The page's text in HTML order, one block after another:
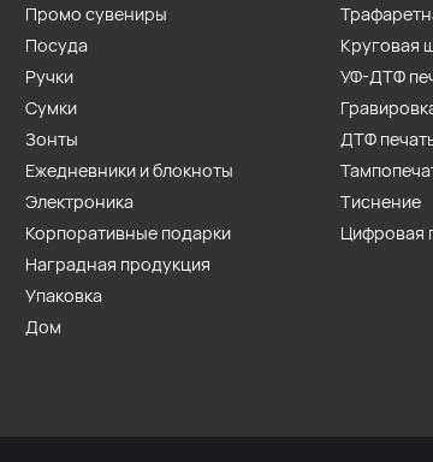
Промо сувениры
Посуда
Ручки
Сумки
Зонты
Ежедневники и блокноты
Электроника
Корпоративные подарки
Наградная продукция
Упаковка
Дом
Круговая
УФ-ДТФ
ДТФ
Тиснение
Цифровая